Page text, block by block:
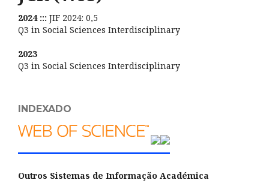
2024 ::: JIF 2024: 0,5
Q3 in Social Sciences Interdisciplinary
2023
Q3 in Social Sciences Interdisciplinary
INDEXADO
Outros Sistemas de Informação Académica